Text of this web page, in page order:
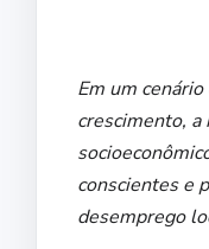
Em um
crescimento, a
conscientes e
desemprego